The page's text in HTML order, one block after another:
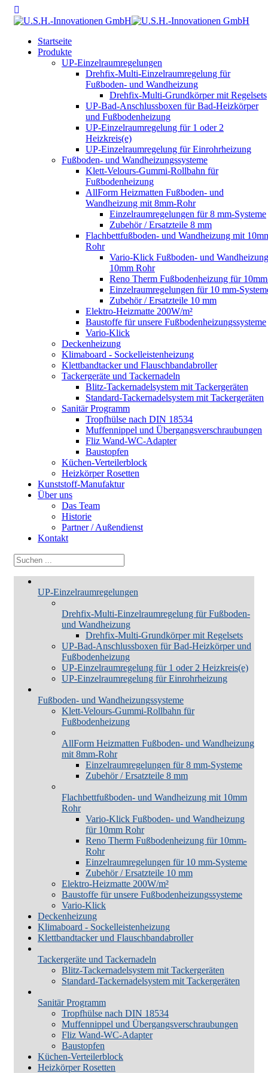
Startseite
Produkte
UP-Einzelraumregelungen
Drehfix-Multi-Einzelraumregelung für
Fußboden- und Wandheizung
Drehfix-Multi-Grundkörper mit Regelsets
UP-Bad-Anschlussboxen für Bad-Heizkörper
und Fußbodenheizung
UP-Einzelraumregelung für 1 oder 2
Heizkreis(e)
UP-Einzelraumregelung für Einrohrheizung
Fußboden- und Wandheizungssysteme
Klett-Velours-Gummi-Rollbahn für
Fußbodenheizung
AllForm Heizmatten Fußboden- und
Wandheizung mit 8mm-Rohr
Einzelraumregelungen für 8 mm-Systeme
Zubehör / Ersatzteile 8 mm
Flachbettfußboden- und Wandheizung mit
Rohr
Vario-Klick Fußboden- und
10mm Rohr
Reno Therm Fußbodenheizung für
Einzelraumregelungen für 10 mm-
Zubehör / Ersatzteile 10 mm
Elektro-Heizmatte 200W/m²
Baustoffe für unsere Fußbodenheizungssysteme
Vario-Klick
Deckenheizung
Klimaboard - Sockelleistenheizung
Klettbandtacker und Flauschbandabroller
Tackergeräte und Tackernadeln
Blitz-Tackernadelsystem mit Tackergeräten
Standard-Tackernadelsystem mit Tackergeräten
Sanitär Programm
Tropfhülse nach DIN 18534
Muffennippel und Übergangsverschraubungen
Fliz Wand-WC-Adapter
Baustopfen
Küchen-Verteilerblock
Heizkörper Rosetten
Kunststoff-Manufaktur
Über uns
Das Team
Historie
Partner / Außendienst
Kontakt
UP-Einzelraumregelungen
Drehfix-Multi-Einzelraumregelung für Fußboden-
und Wandheizung
Drehfix-Multi-Grundkörper mit Regelsets
UP-Bad-Anschlussboxen für Bad-Heizkörper und
Fußbodenheizung
UP-Einzelraumregelung für 1 oder 2 Heizkreis(e)
UP-Einzelraumregelung für Einrohrheizung
Fußboden- und Wandheizungssysteme
Klett-Velours-Gummi-Rollbahn für
Fußbodenheizung
AllForm Heizmatten Fußboden- und Wandheizung
mit 8mm-Rohr
Einzelraumregelungen für 8 mm-Systeme
Zubehör / Ersatzteile 8 mm
Flachbettfußboden- und Wandheizung mit 10mm
Rohr
Vario-Klick Fußboden- und Wandheizung
für 10mm Rohr
Reno Therm Fußbodenheizung für 10mm-
Rohr
Einzelraumregelungen für 10 mm-Systeme
Zubehör / Ersatzteile 10 mm
Elektro-Heizmatte 200W/m²
Baustoffe für unsere Fußbodenheizungssysteme
Vario-Klick
Deckenheizung
Klimaboard - Sockelleistenheizung
Klettbandtacker und Flauschbandabroller
Tackergeräte und Tackernadeln
Blitz-Tackernadelsystem mit Tackergeräten
Standard-Tackernadelsystem mit Tackergeräten
Sanitär Programm
Tropfhülse nach DIN 18534
Muffennippel und Übergangsverschraubungen
Fliz Wand-WC-Adapter
Baustopfen
Küchen-Verteilerblock
Heizkörper Rosetten